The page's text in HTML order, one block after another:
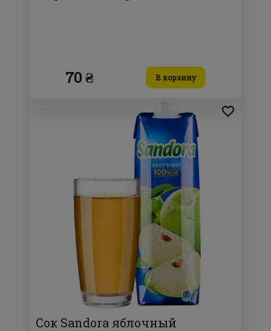
70 ₴ В корзину
Сок Sandora яблочный